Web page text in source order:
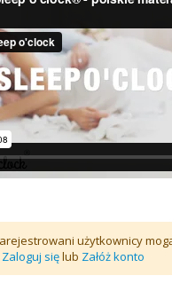
użytkownicy
Zaloguj sięlub Załóż konto